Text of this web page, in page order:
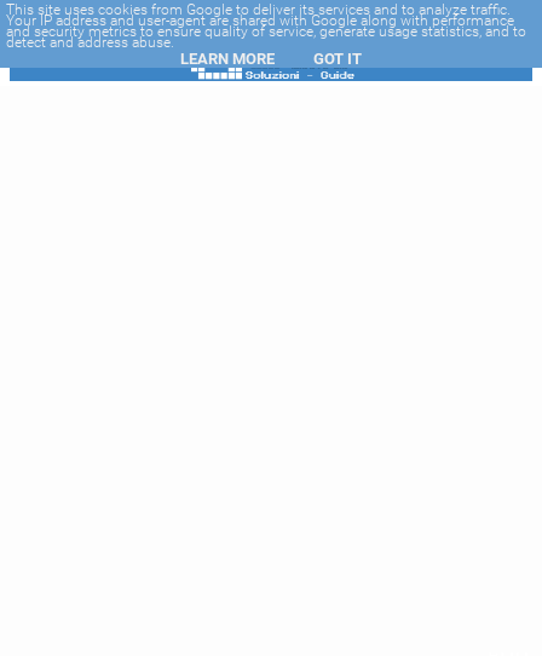
-->
This site uses cookies from Google to deliver its services and to analyze traffic.
Your IP address and user-agent are shared with Google along with performance
and security metrics to ensure quality of service, generate usage statistics, and to
detect and address abuse.
LEARN MORE GOT IT